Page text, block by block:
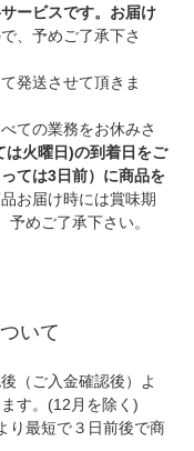
ービスです。お届け
、予めご了承下さ
発送させて頂きま
ての業務をお休みさ
は火曜日)の到着日をご
ては3日前）に商品を
お届け時には賞味期
めご了承下さい。
いて
（ご入金確認後）よ
す。(12月を除く)
り最短で３日前後で商